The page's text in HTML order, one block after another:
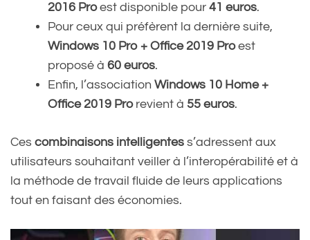
2016 Proest disponible pour 41 euros.
Pour ceux qui préfèrent la dernière suite,
Windows 10 Pro + Office 2019 Proest
proposé à 60 euros.
Enfin, l’association Windows 10 Home +
Office 2019 Prorevient à 55 euros.
Ces combinaisons intelligentes s’adressent aux
utilisateurs souhaitant veiller à l’interopérabilité et à
la méthode de travail fluide de leurs applications
tout en faisant des économies.